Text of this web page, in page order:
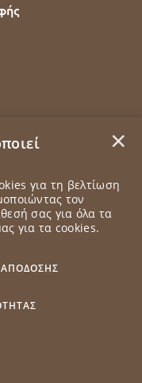
17234, Αττική
- 18:00
×
για τη βελτίωση
τον
σας για όλα τα
για τα cookies.
ΑΠΌΔΟΣΗΣ